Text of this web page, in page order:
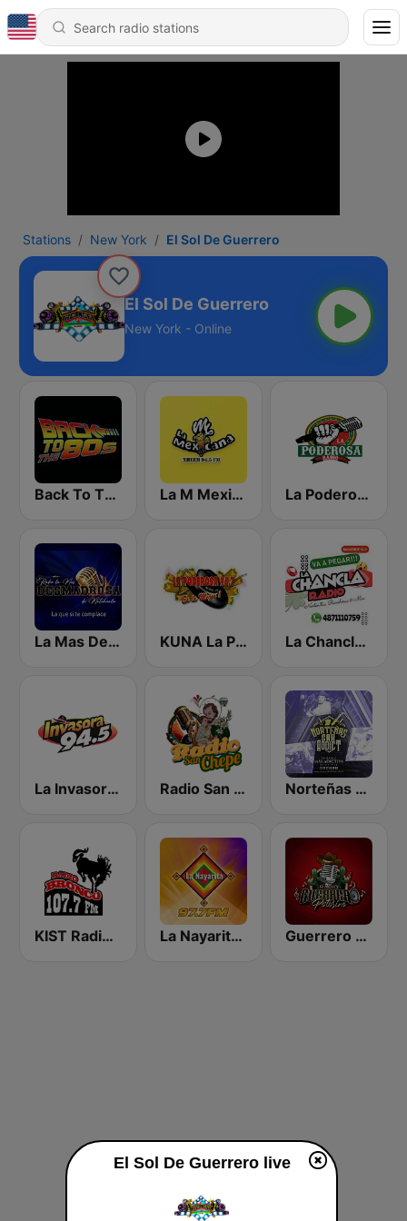
Stations New York El Sol De Guerrero
El Sol De Guerrero
New York - Online
Back To The 80's Radio La M Mexicana La Poderosa Radio
La Mas Desmadrosa de Matehuala KUNA La Poderosa 96.7 FM La Chancla Radio
La Invasora 94.5 FM Radio San Chepe Norteñas Sax Addict
KIST Radio Bronco 107.7 FM La Nayarita Tepic Guerrero Potosino Radio
El Sol De Guerrero live